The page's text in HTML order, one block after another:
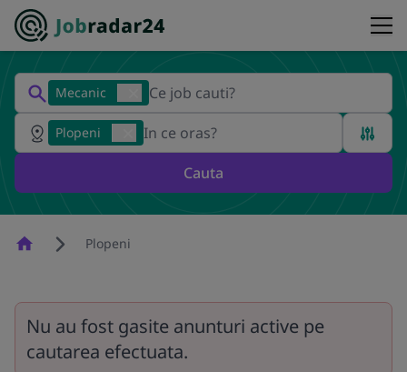
Mecanic
Plopeni
Cauta
HomepagePlopeni
Nu au fost gasite anunturi active pe
cautarea efectuata.